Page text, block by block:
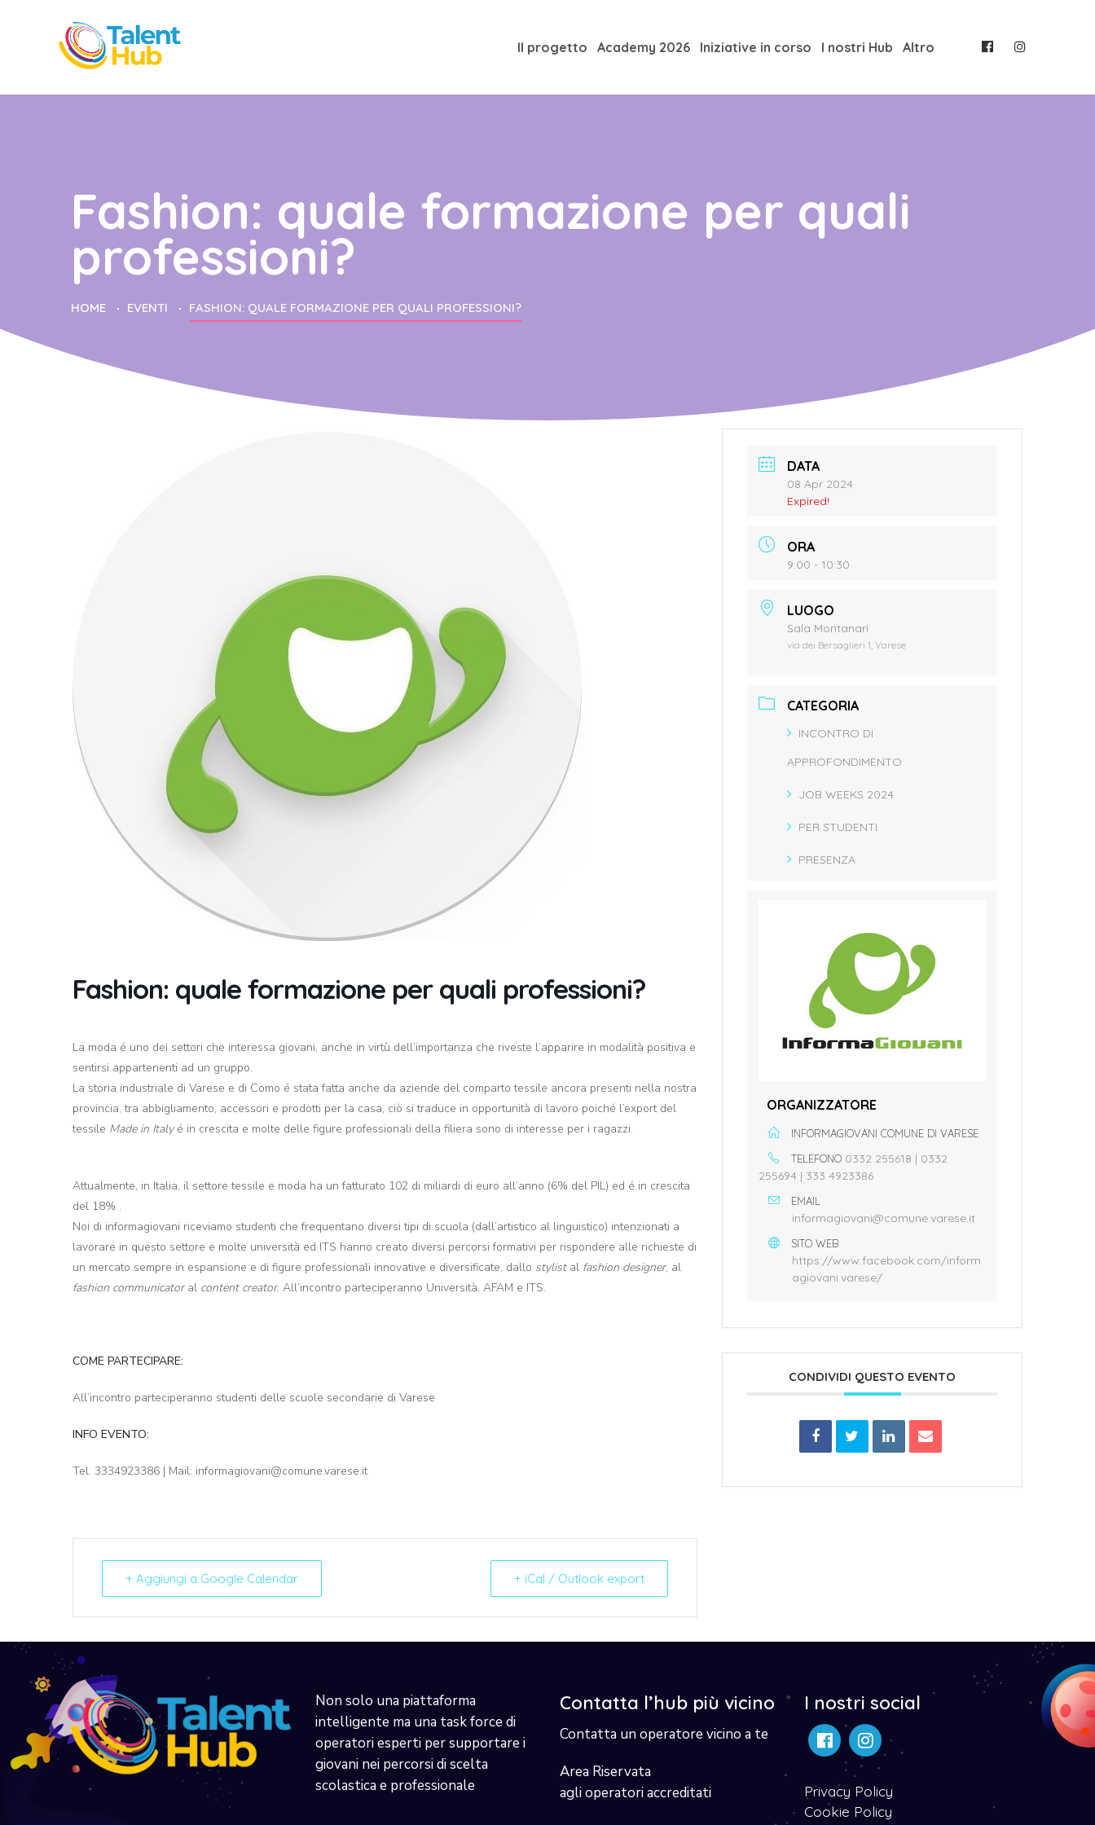
Il progetto Academy 2026 Iniziative in corso I nostri Hub Altro
Fashion: quale formazione per quali
professioni?
HOME EVENTI FASHION: QUALE FORMAZIONE PER QUALI PROFESSIONI?
Fashion: quale formazione per quali professioni?
La moda é uno dei settori che interessa giovani, anche in virtù dell’importanza che riveste l’apparire in modalità positiva e
sentirsi appartenenti ad un gruppo.
La storia industriale di Varese e di Como é stata fatta anche da aziende del comparto tessile ancora presenti nella nostra
provincia, tra abbigliamento, accessori e prodotti per la casa, ciò si traduce in opportunità di lavoro poiché l’export del
tessile Made in Italyé in crescita e molte delle figure professionali della filiera sono di interesse per i ragazzi.
Attualmente, in Italia, il settore tessile e moda ha un fatturato 102 di miliardi di euro all’anno (6% del PIL) ed é in crescita
del 18% .
Noi di informagiovani riceviamo studenti che frequentano diversi tipi di scuola (dall’artistico al linguistico) intenzionati a
lavorare in questo settore e molte università ed ITS hanno creato diversi percorsi formativi per rispondere alle richieste di
un mercato sempre in espansione e di figure professionali innovative e diversificate, dallo stylistal fashion designer, al
fashion communicatoral content creator. All’incontro parteciperanno Università, AFAM e ITS.
COME PARTECIPARE:
All’incontro parteciperanno studenti delle scuole secondarie di Varese
INFO EVENTO:
Tel. 3334923386 | Mail: informagiovani@comune.varese.it
+ Aggiungi a Google Calendar + iCal / Outlook export
DATA
08 Apr 2024
Expired!
ORA
9:00 - 10:30
LUOGO
Sala Montanari
via dei Bersaglieri 1, Varese
CATEGORIA
INCONTRO DI
APPROFONDIMENTO
JOB WEEKS 2024
PER STUDENTI
PRESENZA
ORGANIZZATORE
INFORMAGIOVANI COMUNE DI VARESE
TELEFONO 0332 255618 | 0332
255694 | 333 4923386
EMAIL
informagiovani@comune.varese.it
SITO WEB
https://www.facebook.com/inform
agiovani.varese/
CONDIVIDI QUESTO EVENTO
Non solo una piattaforma
intelligente ma una task force di
operatori esperti per supportare i
giovani nei percorsi di scelta
scolastica e professionale
Contatta l’hub più vicino
Contatta un operatore vicino a te
Area Riservata
agli operatori accreditati
I nostri social
Privacy Policy
Cookie Policy